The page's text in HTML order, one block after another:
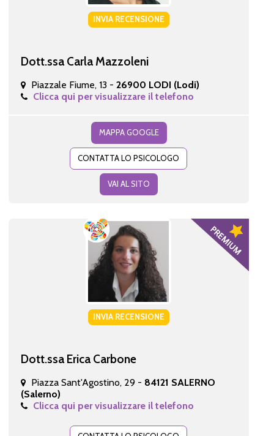
INVIA RECENSIONE
Dott.ssa Carla Mazzoleni
Piazzale Fiume, 13 - 26900 LODI (Lodi)
Clicca qui per visualizzare il telefono
MAPPA GOOGLE
CONTATTA LO PSICOLOGO
VAI AL SITO
INVIA RECENSIONE
Dott.ssa Erica Carbone
Piazza Sant'Agostino, 29 - 84121 SALERNO
(Salerno)
Clicca qui per visualizzare il telefono